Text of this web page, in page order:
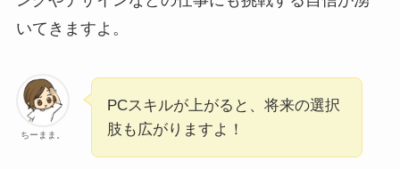
いてきますよ。
ちーまま。
PCスキルが上がると、将来の選択
肢も広がりますよ！